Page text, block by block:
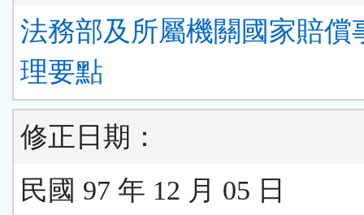
法務部及所屬機關國家賠償
理要點
修正日期：
民國 97 年 12 月 05 日